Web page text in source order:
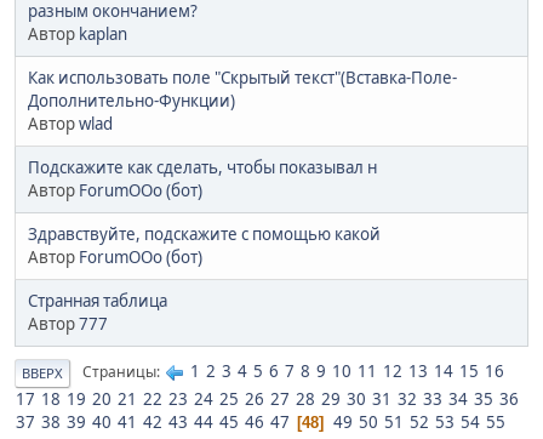
разным окончанием?
Автор kaplan
Как использовать поле "Скрытый текст"(Вставка-Поле-
Дополнительно-Функции)
Авторwlad
Подскажите как сделать, чтобы показывал н
Автор ForumOOo (бот)
Здравствуйте, подскажите с помощью какой
Автор ForumOOo (бот)
Странная таблица
Автор777
ВВЕРХ Страницы 1 2 3 4 5 6 7 8 9 10 11 12 13 14 15 16
17 18 19 20 21 22 23 24 25 26 27 28 29 30 31 32 33 34 35 36
37 38 39 40 41 42 43 44 45 46 47 48 49 50 51 52 53 54 55